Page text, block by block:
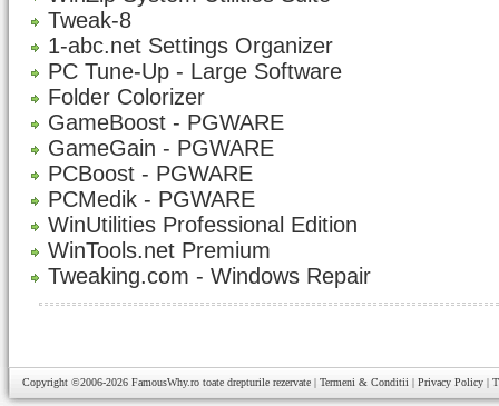
Tweak-8
1-abc.net Settings Organizer
PC Tune-Up - Large Software
Folder Colorizer
GameBoost - PGWARE
GameGain - PGWARE
PCBoost - PGWARE
PCMedik - PGWARE
WinUtilities Professional Edition
WinTools.net Premium
Tweaking.com - Windows Repair
Copyright ©2006-2026 FamousWhy.ro toate drepturile rezervate | Termeni & Conditii | Privacy Policy |